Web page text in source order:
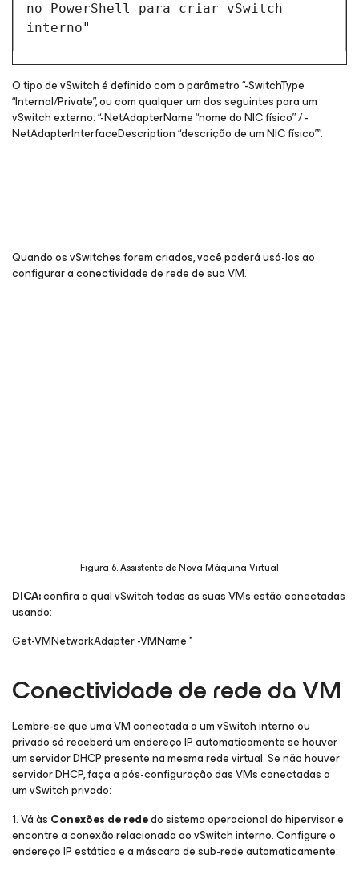
no PowerShell para criar vSwitch
interno"
O tipo de vSwitch é definido com o parâmetro “-SwitchType
“Internal/Private”, ou com qualquer um dos seguintes para um
vSwitch externo: “-NetAdapterName “nome do NIC físico” / -
NetAdapterInterfaceDescription “descrição de um NIC físico””.
Quando os vSwitches forem criados, você poderá usá-los ao
configurar a conectividade de rede de sua VM.
Figura 6. Assistente de Nova Máquina Virtual
DICA:confira a qual vSwitch todas as suas VMs estão conectadas
usando:
Get-VMNetworkAdapter -VMName *
Conectividade de rede da VM
Lembre-se que uma VM conectada a um vSwitch interno ou
privado só receberá um endereço IP automaticamente se houver
um servidor DHCP presente na mesma rede virtual. Se não houver
servidor DHCP, faça a pós-configuração das VMs conectadas a
um vSwitch privado:
1. Vá às Conexões de rededo sistema operacional do hipervisor e
encontre a conexão relacionada ao vSwitch interno. Configure o
endereço IP estático e a máscara de sub-rede automaticamente: